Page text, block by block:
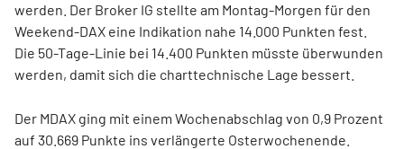
werden. Der Broker IG stellte am Montag-Morgen für den
Weekend-DAX eine Indikation nahe 14.000 Punkten fest.
Die 50-Tage-Linie bei 14.400 Punkten müsste überwunden
werden, damit sich die charttechnische Lage bessert.
Der MDAX ging mit einem Wochenabschlag von 0,9 Prozent
auf 30.669 Punkte ins verlängerte Osterwochenende.